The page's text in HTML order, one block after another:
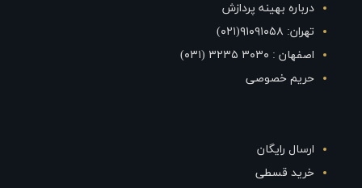
درباره بهینه پردازش
تهران: ۹۱۰۹۱۰۵۸(۰۲۱)
اصفهان : ۳۰۳۰ ۳۲۳۵ (۰۳۱)
حریم خصوصی
ارسال رایگان
خرید قسطی